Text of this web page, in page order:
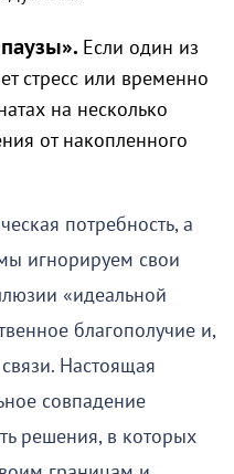
Если один из
стресс или временно
на несколько
от накопленного
потребность, а
игнорируем свои
«идеальной
благополучие и,
Настоящая
совпадение
решения, в которых